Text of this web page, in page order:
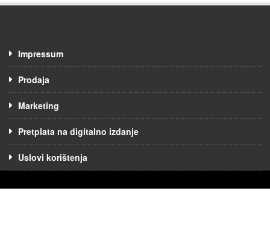
Impressum
Prodaja
Marketing
Pretplata na digitalno izdanje
Uslovi korištenja